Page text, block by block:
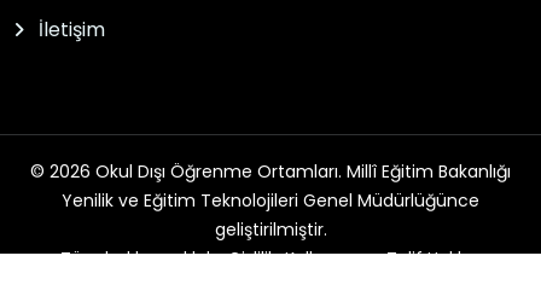
İletişim
© 2026 Okul Dışı Öğrenme Ortamları. Millî Eğitim Bakanlığı
Yenilik ve Eğitim Teknolojileri Genel Müdürlüğünce
geliştirilmiştir.
Tüm hakları saklıdır. Gizlilik, Kullanım ve Telif Hakları